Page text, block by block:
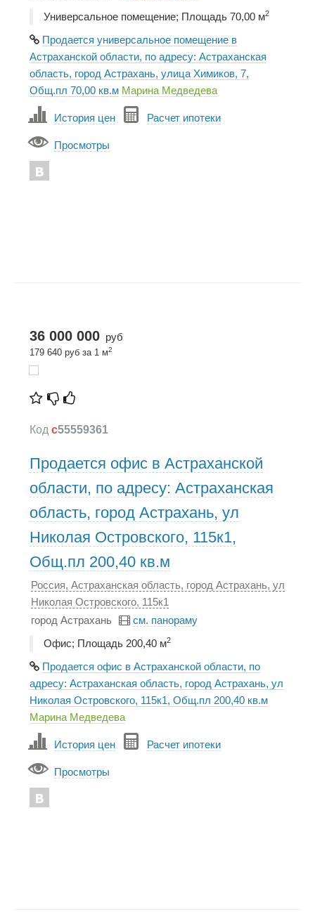
Универсальное помещение; Площадь 70,00 м2
Продается универсальное помещение в
Астраханской области, по адресу: Астраханская
область, город Астрахань, улица Химиков, 7,
Общ.пл 70,00 кв.м Марина Медведева
История цен Расчет ипотеки
Просмотры
36 000 000 руб
179 640 руб за 1 м2
Код c55559361
Продается офис в Астраханской
области, по адресу: Астраханская
область, город Астрахань, ул
Николая Островского, 115к1,
Общ.пл 200,40 кв.м
Россия, Астраханская область, город Астрахань, ул
Николая Островского, 115к1
город Астрахань
см. панораму
Офис; Площадь 200,40 м2
Продается офис в Астраханской области, по
адресу: Астраханская область, город Астрахань, ул
Николая Островского, 115к1, Общ.пл 200,40 кв.м
Марина Медведева
История цен Расчет ипотеки
Просмотры